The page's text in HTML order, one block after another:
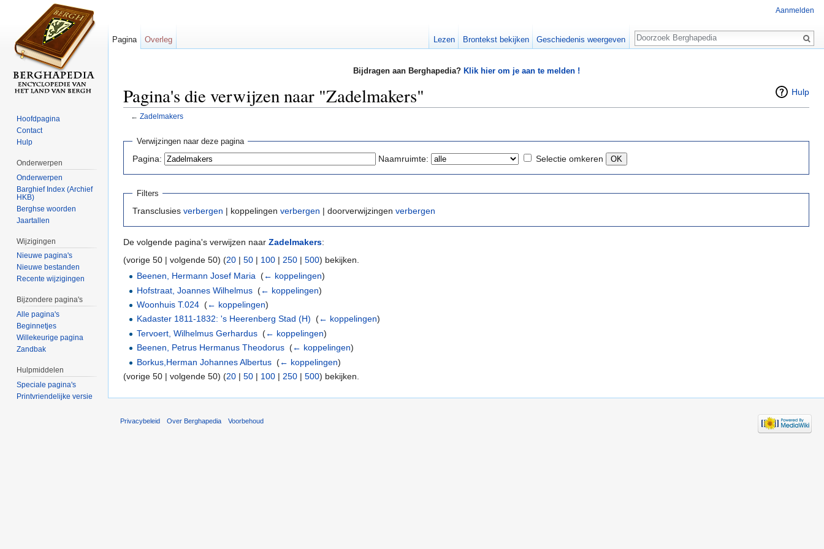
Bijdragen aan Berghapedia? Klik hier om je aan te melden !
Hulp
Pagina's die verwijzen naar "Zadelmakers"
← Zadelmakers
Verwijzingen naar deze pagina
Pagina: Naamruimte: Selectie omkeren
Filters
Transclusies verbergen | koppelingen verbergen | doorverwijzingen verbergen
De volgende pagina's verwijzen naar Zadelmakers:
(vorige 50 | volgende 50) (20 | 50 | 100 | 250 | 500) bekijken.
Beenen, Hermann Josef Maria ‎(← koppelingen)
Hofstraat, Joannes Wilhelmus ‎(← koppelingen)
Woonhuis T.024 ‎(← koppelingen)
Kadaster 1811-1832: 's Heerenberg Stad (H) ‎(← koppelingen)
Tervoert, Wilhelmus Gerhardus ‎(← koppelingen)
Beenen, Petrus Hermanus Theodorus ‎(← koppelingen)
Borkus,Herman Johannes Albertus ‎(← koppelingen)
(vorige 50 | volgende 50) (20 | 50 | 100 | 250 | 500) bekijken.
Aanmelden
Pagina Overleg Lezen Brontekst bekijken Geschiedenis weergeven
Zoeken
Hoofdpagina
Contact
Hulp
Onderwerpen
Onderwerpen
Barghief Index (Archief
HKB)
Berghse woorden
Jaartallen
Wijzigingen
Nieuwe pagina's
Nieuwe bestanden
Recente wijzigingen
Bijzondere pagina's
Alle pagina's
Beginnetjes
Willekeurige pagina
Zandbak
Hulpmiddelen
Speciale pagina's
Printvriendelijke versie
Privacybeleid Over Berghapedia Voorbehoud